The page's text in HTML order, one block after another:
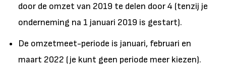
door de omzet van 2019 te delen door 4 (tenzij je
onderneming na 1 januari 2019 is gestart).
De omzetmeet-periode is januari, februari en
maart 2022 (je kunt geen periode meer kiezen).